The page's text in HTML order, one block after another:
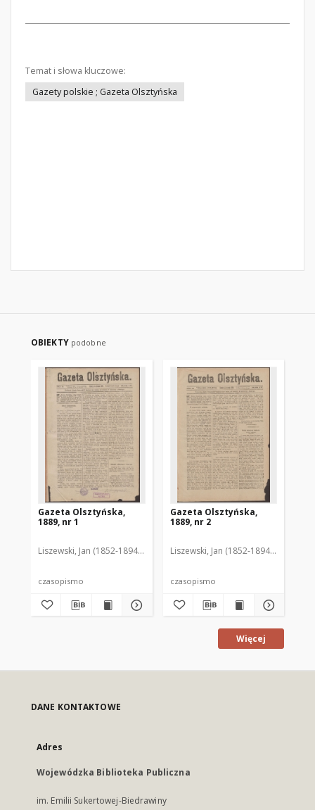
Temat i słowa kluczowe:
Gazety polskie ; Gazeta Olsztyńska
OBIEKTY podobne
Gazeta Olsztyńska,
1889, nr 1
Liszewski, Jan (1852-1894). Red.
czasopismo
Gazeta Olsztyńska,
1889, nr 2
Liszewski, Jan (1852-1894). Red.
czasopismo
Więcej
DANE KONTAKTOWE
Adres
Wojewódzka Biblioteka Publiczna
im. Emilii Sukertowej-Biedrawiny